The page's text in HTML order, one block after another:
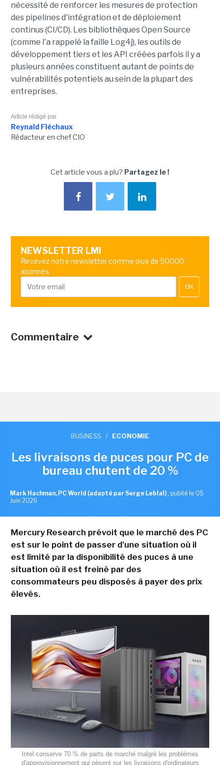
nécessité de renforcer les mesures de protection
des pipelines d'intégration et de déploiement
continus (CI/CD). Les bibliothèques Open Source
(comme l'a rappelé la faille Log4j), les outils de
développement tiers et les API créées parfois il y a
plusieurs années constituent autant de points de
vulnérabilités potentiels au sein de la plupart des
entreprises.
Article rédigé par
Reynald Fléchaux
Rédacteur en chef CIO
Cet article vous a plu? Partagez le !
NEWSLETTER LMI
Recevez notre newsletter comme plus de 50000
abonnés
OK
Commentaire
BUSINESS / ECONOMIE
Les livraisons de puces pour PC de
bureau chutent de 20 %
Mark Hachman, PC World (adapté par Serge Leblal) , publié le 05
Juin 2026
Mercury Research prévoit que le marché des PC
est sur le point de passer d'une situation où il
est limité par la disponibilité des puces à une
situation où il est freiné par des
consommateurs peu disposés à payer des prix
élevés.
Intel conserve 70 % de parts de marché malgré les problèmes
d'approvisionnement qui pèsent sur les livraisons d'ordinateurs